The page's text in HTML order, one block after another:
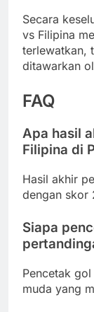
Secara
vs Filipina
terlewatkan,
ditawarkan
FAQ
Apa hasil
Filipina di
Hasil akhir
dengan skor
Siapa
Pencetak
muda yang